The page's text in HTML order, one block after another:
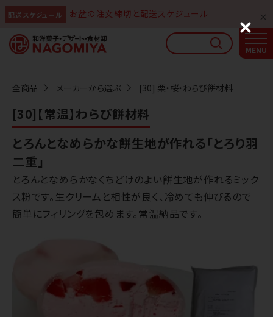
配送スケジュール お盆の注文締切と配送スケジュール
全商品 メーカーから選ぶ [30] 栗・桜・わらび餅材料
[30]【常温】わらび餅材料
とろんとなめらかな餅生地が作れる「とろり羽
二重」
とろんとなめらかなくちどけのよい餅生地が作れるミック
ス粉です。生クリームと相性が良く、冷めても伸びるので
簡単にフィリングを包めます。常温納品です。
なごみやAIガイド
AIがなごみやの使い方をお答えします
C
l
o